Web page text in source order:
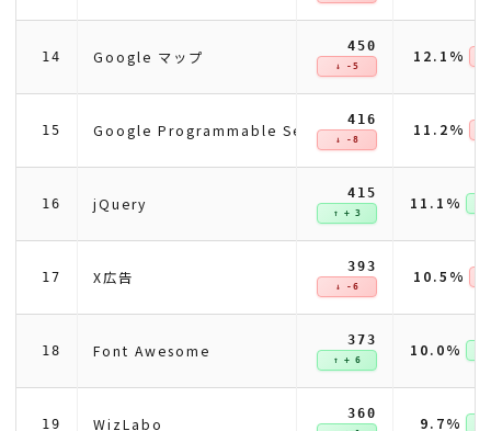
14 Google マップ
450
↓ -5 12.1%
15 Google Programmable Search Engine
416
↓ -8 11.2%
16 jQuery
415
↑ + 3 11.1%
17 X広告
393
↓ -6 10.5%
18 Font Awesome
373
↑ + 6 10.0%
19 WizLabo
360
9.7%